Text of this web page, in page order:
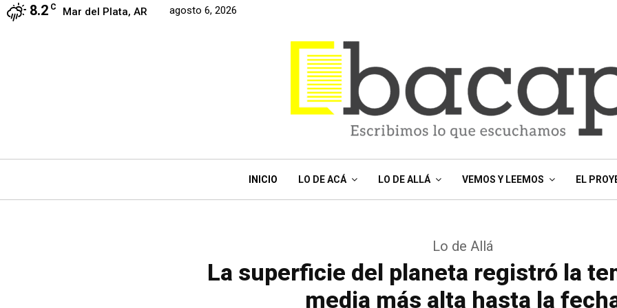
8.2 C Mar del Plata, AR agosto 6, 2026
INICIO LO DE ACÁ LO DE ALLÁ VEMOS Y LEEMOS EL
Lo de Allá
La superficie del planeta registró la
media más alta hasta la